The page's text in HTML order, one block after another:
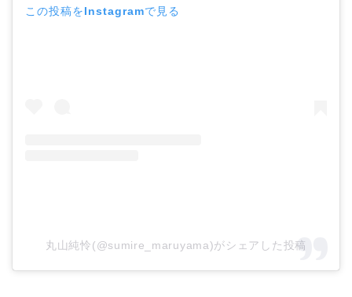
この投稿をInstagramで見る
丸山純怜(@sumire_maruyama)がシェアした投稿